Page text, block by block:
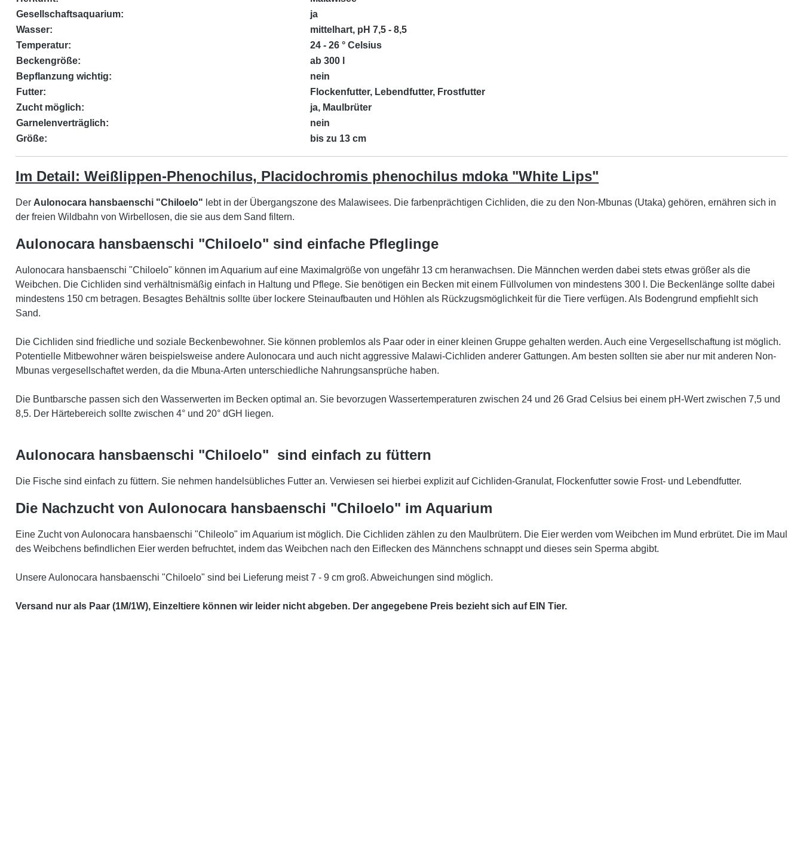
Gesellschaftsaquarium:
ja
Wasser:
mittelhart, pH 7,5 - 8,5
Temperatur:
24 - 26 ° Celsius
Beckengröße:
ab 300 l
Bepflanzung wichtig:
nein
Futter:
Flockenfutter, Lebendfutter, Frostfutter
Zucht möglich:
ja, Maulbrüter
Garnelenverträglich:
nein
Größe:
bis zu 13 cm
Im Detail: Weißlippen-Phenochilus, Placidochromis phenochilus mdoka "White Lips"
Der Aulonocara hansbaenschi "Chiloelo" lebt in der Übergangszone des Malawisees. Die farbenprächtigen Cichliden, die zu den Non-Mbunas (Utaka) gehören, ernähren sich in
der freien Wildbahn von Wirbellosen, die sie aus dem Sand filtern.
Aulonocara hansbaenschi "Chiloelo" sind einfache Pfleglinge
Aulonocara hansbaenschi "Chiloelo" können im Aquarium auf eine Maximalgröße von ungefähr 13 cm heranwachsen. Die Männchen werden dabei stets etwas größer als die
Weibchen. Die Cichliden sind verhältnismäßig einfach in Haltung und Pflege. Sie benötigen ein Becken mit einem Füllvolumen von mindestens 300 l. Die Beckenlänge sollte dabei
mindestens 150 cm betragen. Besagtes Behältnis sollte über lockere Steinaufbauten und Höhlen als Rückzugsmöglichkeit für die Tiere verfügen. Als Bodengrund empfiehlt sich
Sand.
Die Cichliden sind friedliche und soziale Beckenbewohner. Sie können problemlos als Paar oder in einer kleinen Gruppe gehalten werden. Auch eine Vergesellschaftung ist möglich.
Potentielle Mitbewohner wären beispielsweise andere Aulonocara und auch nicht aggressive Malawi-Cichliden anderer Gattungen. Am besten sollten sie aber nur mit anderen Non-
Mbunas vergesellschaftet werden, da die Mbuna-Arten unterschiedliche Nahrungsansprüche haben.
Die Buntbarsche passen sich den Wasserwerten im Becken optimal an. Sie bevorzugen Wassertemperaturen zwischen 24 und 26 Grad Celsius bei einem pH-Wert zwischen 7,5 und
8,5. Der Härtebereich sollte zwischen 4° und 20° dGH liegen.
Aulonocara hansbaenschi "Chiloelo" sind einfach zu füttern
Die Fische sind einfach zu füttern. Sie nehmen handelsübliches Futter an. Verwiesen sei hierbei explizit auf Cichliden-Granulat, Flockenfutter sowie Frost- und Lebendfutter.
Die Nachzucht von Aulonocara hansbaenschi "Chiloelo" im Aquarium
Eine Zucht von Aulonocara hansbaenschi "Chileolo" im Aquarium ist möglich. Die Cichliden zählen zu den Maulbrütern. Die Eier werden vom Weibchen im Mund erbrütet. Die im Maul
des Weibchens befindlichen Eier werden befruchtet, indem das Weibchen nach den Eiflecken des Männchens schnappt und dieses sein Sperma abgibt.
Unsere Aulonocara hansbaenschi "Chiloelo" sind bei Lieferung meist 7 - 9 cm groß. Abweichungen sind möglich.
Versand nur als Paar (1M/1W), Einzeltiere können wir leider nicht abgeben. Der angegebene Preis bezieht sich auf EIN Tier.